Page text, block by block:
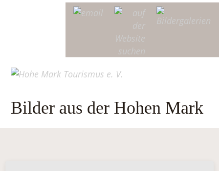
Bilder aus der Hohen Mark